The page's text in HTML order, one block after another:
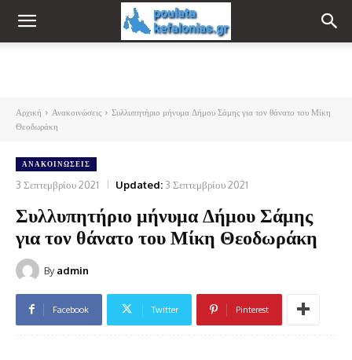
Αρχική Ανακοινώσεις
Συλλυπητήριο μήνυμα Δήμου Σάμης για τον θάνατο του Μίκη
Θεοδωράκη
ΑΝΑΚΟΙΝΏΣΕΙΣ
3 Σεπτεμβρίου 2021 Updated: 3 Σεπτεμβρίου 2021
Συλλυπητήριο μήνυμα Δήμου Σάμης
για τον θάνατο του Μίκη Θεοδωράκη
By admin
Facebook Twitter Pinterest